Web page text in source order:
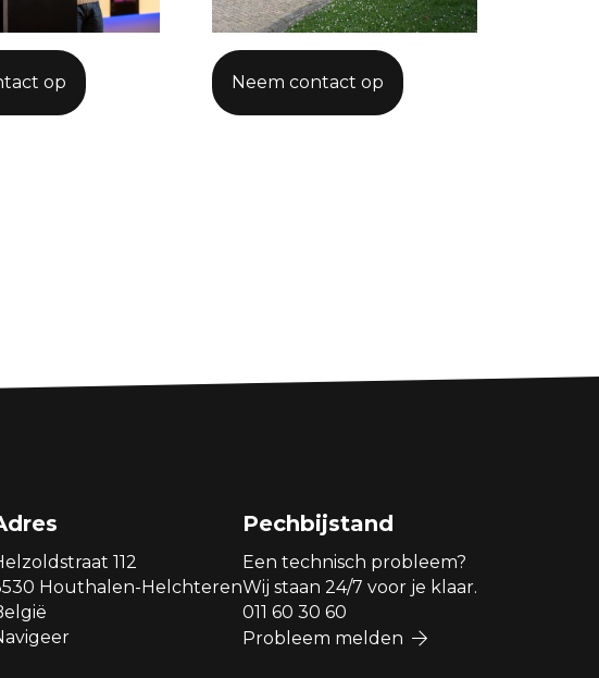
op Neem contact op
112
Houthalen-Helchteren
Pechbijstand
Een technisch probleem?
Wij staan 24/7 voor je klaar.
011 60 30 60
Probleem melden